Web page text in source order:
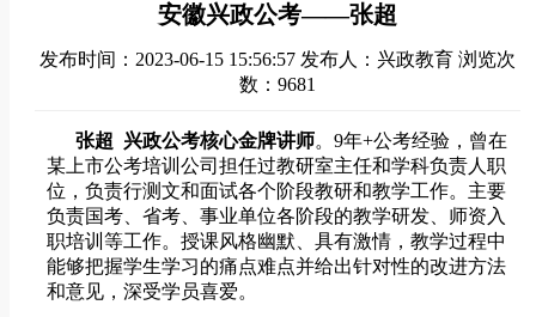
安徽兴政公考——张超
发布时间：2023-06-15 15:56:57 发布人：兴政教育 浏览次
数：9681
张超 兴政公考核心金牌讲师。9年+公考经验，曾在
某上市公考培训公司担任过教研室主任和学科负责人职
位，负责行测文和面试各个阶段教研和教学工作。主要
负责国考、省考、事业单位各阶段的教学研发、师资入
职培训等工作。授课风格幽默、具有激情，教学过程中
能够把握学生学习的痛点难点并给出针对性的改进方法
和意见，深受学员喜爱。